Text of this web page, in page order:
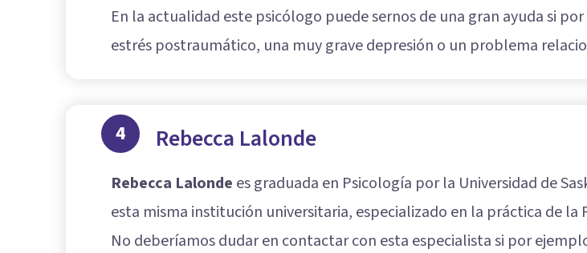
En la actualidad este psicólogo puede sernos de una gran ayuda si
estrés postraumático, una muy grave depresión o un problema
4 Rebecca Lalonde
Rebecca Lalonde es graduada en Psicología por la Universidad de
esta misma institución universitaria, especializado en la práctica de la
No deberíamos dudar en contactar con esta especialista si por